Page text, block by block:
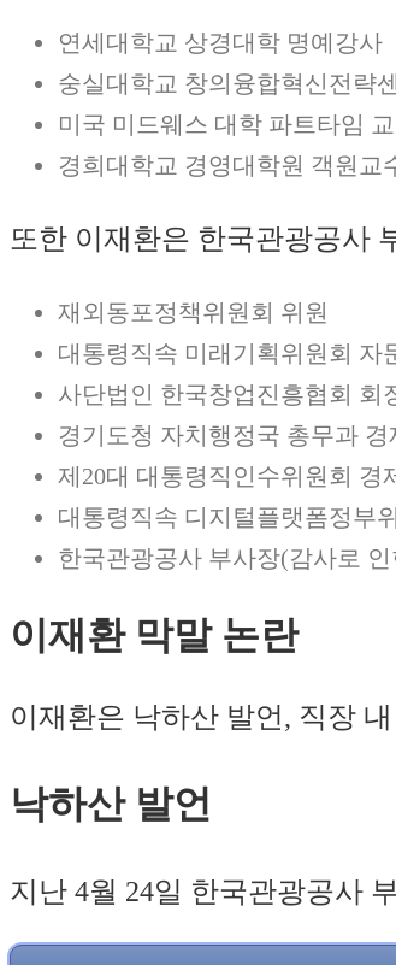
연세대학교 상경대학 명예강사
숭실대학교 창의융합혁신전략
미국 미드웨스 대학 파트타임
경희대학교 경영대학원 객원교
또한 이재환은 한국관광공사
재외동포정책위원회 위원
대통령직속 미래기획위원회 자
사단법인 한국창업진흥협회 회
경기도청 자치행정국 총무과
제20대 대통령직인수위원회 경
대통령직속 디지털플랫폼정부
한국관광공사 부사장(감사로
이재환 막말 논란
이재환은 낙하산 발언, 직장
낙하산 발언
지난 4월 24일 한국관광공사